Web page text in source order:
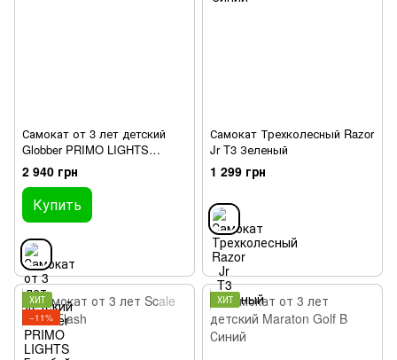
Самокат от 3 лет детский
Globber PRIMO LIGHTS
Голубой
2 940 грн
Купить
Самокат Трехколесный Razor
Jr T3 Зеленый
1 299 грн
ХИТ
−11%
ХИТ